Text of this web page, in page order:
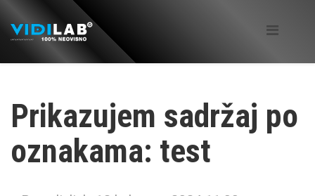
Prikazujem sadržaj po
oznakama: test